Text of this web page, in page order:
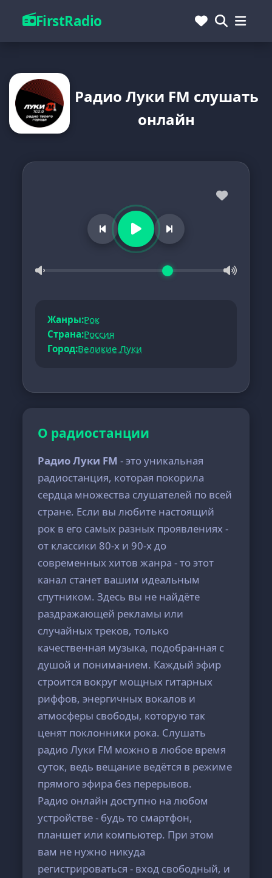
FirstRadio
Радио Луки FM слушать
онлайн
Жанры:Рок
Страна:Россия
Город:Великие Луки
О радиостанции
Радио Луки FM - это уникальная
радиостанция, которая покорила
сердца множества слушателей по всей
стране. Если вы любите настоящий
рок в его самых разных проявлениях -
от классики 80-х и 90-х до
современных хитов жанра - то этот
канал станет вашим идеальным
спутником. Здесь вы не найдёте
раздражающей рекламы или
случайных треков, только
качественная музыка, подобранная с
душой и пониманием. Каждый эфир
строится вокруг мощных гитарных
риффов, энергичных вокалов и
атмосферы свободы, которую так
ценят поклонники рока. Слушать
радио Луки FM можно в любое время
суток, ведь вещание ведётся в режиме
прямого эфира без перерывов.
Радио онлайн доступно на любом
устройстве - будь то смартфон,
планшет или компьютер. При этом
вам не нужно никуда
регистрироваться - вход свободный, и